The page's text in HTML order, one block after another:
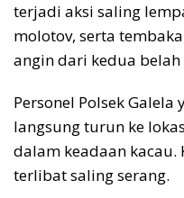
terjadi aksi saling
molotov, serta
angin dari kedua belah
Personel Polsek
langsung turun ke
dalam keadaan kacau.
terlibat saling serang.